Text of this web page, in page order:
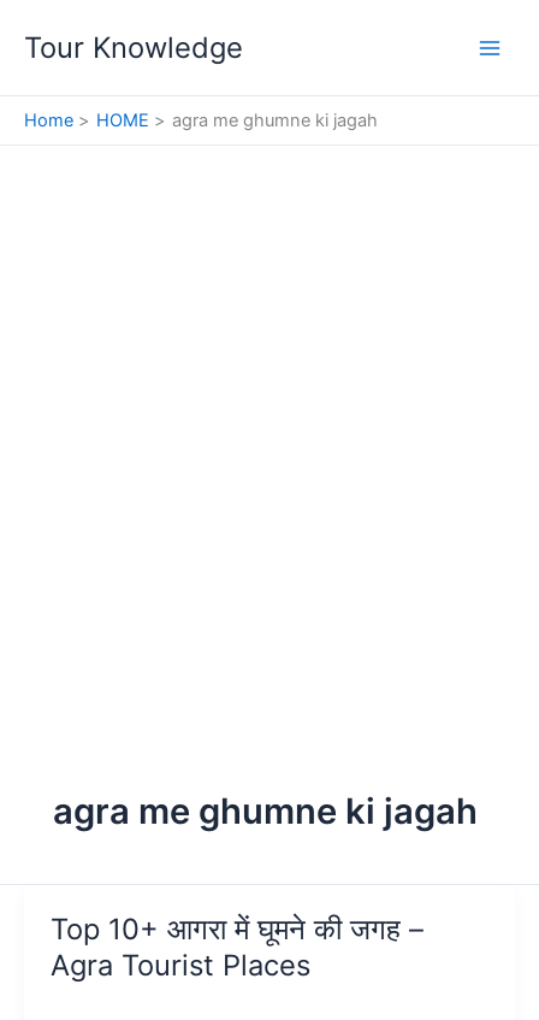
Tour Knowledge
Home HOME agra me ghumne ki jagah
agra me ghumne ki jagah
Top 10+ आगरा में घूमने की जगह –
Agra Tourist Places